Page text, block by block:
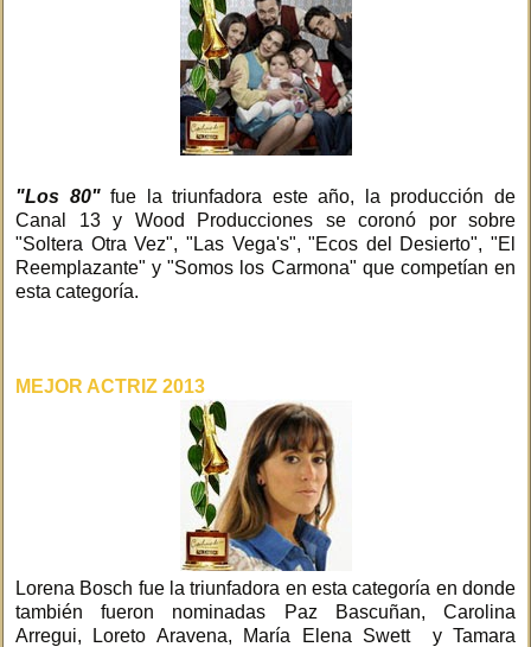
"Los 80"fue la triunfadora este año, la producción de
Canal 13 y Wood Producciones se coronó por sobre
"Soltera Otra Vez", "Las Vega's", "Ecos del Desierto", "El
Reemplazante" y "Somos los Carmona" que competían en
esta categoría.
MEJOR ACTRIZ 2013
Lorena Bosch fue la triunfadora en esta categoría en donde
también fueron nominadas Paz Bascuñan, Carolina
Arregui, Loreto Aravena, María Elena Swett y Tamara